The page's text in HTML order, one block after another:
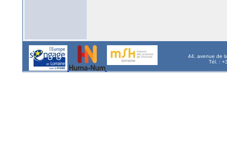
44, avenue de
Tél. :